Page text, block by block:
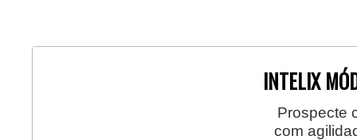
INTELIX
Prospecte
com